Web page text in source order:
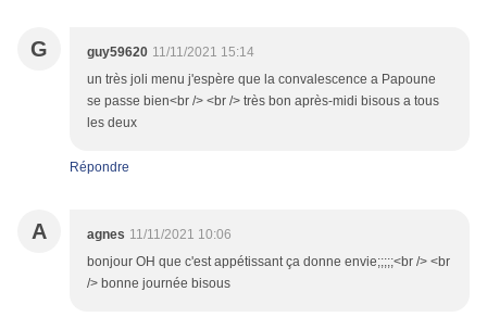
G guy59620 11/11/2021 15:14
un très joli menu j'espère que la convalescence a Papoune
se passe bien<br /> <br /> très bon après-midi bisous a tous
les deux
Répondre
A agnes 11/11/2021 10:06
bonjour OH que c'est appétissant ça donne envie;;;;;<br /> <br
/> bonne journée bisous